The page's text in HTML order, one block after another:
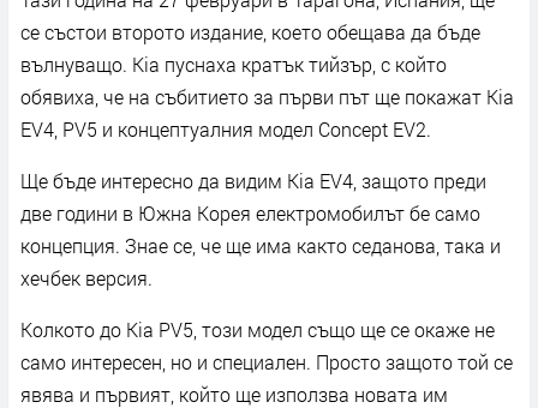
се състои второто издание, което обещава да бъде
вълнуващо. Kia пуснаха кратък тийзър, с който
обявиха, че на събитието за първи път ще покажат Kia
EV4, PV5 и концептуалния модел Concept EV2.
Ще бъде интересно да видим Kia EV4, защото преди
две години в Южна Корея електромобилът бе само
концепция. Знае се, че ще има както седанова, така и
хечбек версия.
Колкото до Kia PV5, този модел също ще се окаже не
само интересен, но и специален. Просто защото той се
явява и първият, който ще използва новата им